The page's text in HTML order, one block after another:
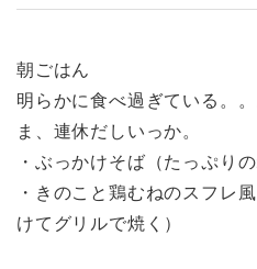
朝ごはん
明らかに食べ過ぎている。。
ま、連休だしいっか。
・ぶっかけそば（たっぷり
・きのこと鶏むねのスフレ
けてグリルで焼く）